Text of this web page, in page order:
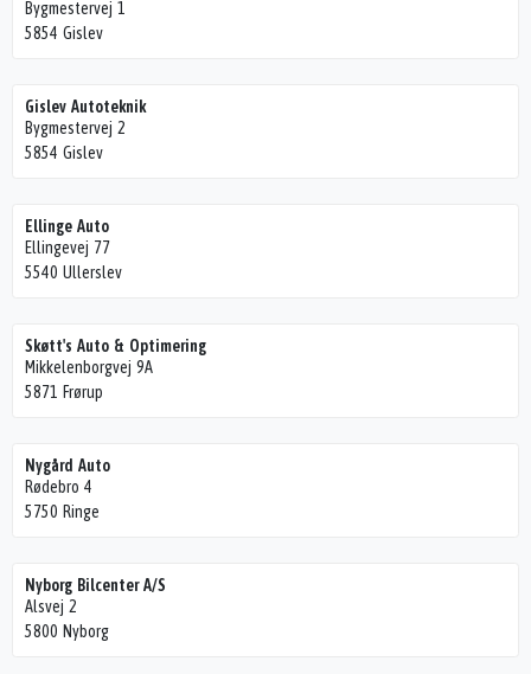
Bygmestervej 1
5854 Gislev
Gislev Autoteknik
Bygmestervej 2
5854 Gislev
Ellinge Auto
Ellingevej 77
5540 Ullerslev
Skøtt's Auto & Optimering
Mikkelenborgvej 9A
5871 Frørup
Nygård Auto
Rødebro 4
5750 Ringe
Nyborg Bilcenter A/S
Alsvej 2
5800 Nyborg